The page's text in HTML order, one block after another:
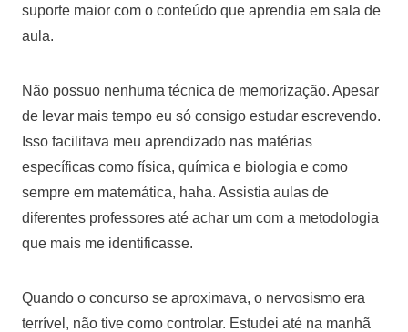
suporte maior com o conteúdo que aprendia em sala de
aula.
Não possuo nenhuma técnica de memorização. Apesar
de levar mais tempo eu só consigo estudar escrevendo.
Isso facilitava meu aprendizado nas matérias
específicas como física, química e biologia e como
sempre em matemática, haha. Assistia aulas de
diferentes professores até achar um com a metodologia
que mais me identificasse.
Quando o concurso se aproximava, o nervosismo era
terrível, não tive como controlar. Estudei até na manhã